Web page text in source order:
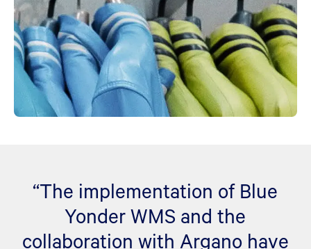
“The implementation of Blue
Yonder WMS and the
collaboration with Argano have